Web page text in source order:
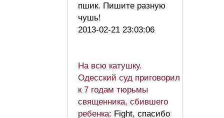
пшик. Пишите разную
чушь!
2013-02-21 23:03:06
На всю катушку.
Одесский суд приговорил
к 7 годам тюрьмы
священника, сбившего
ребенка: Fight, спасибо